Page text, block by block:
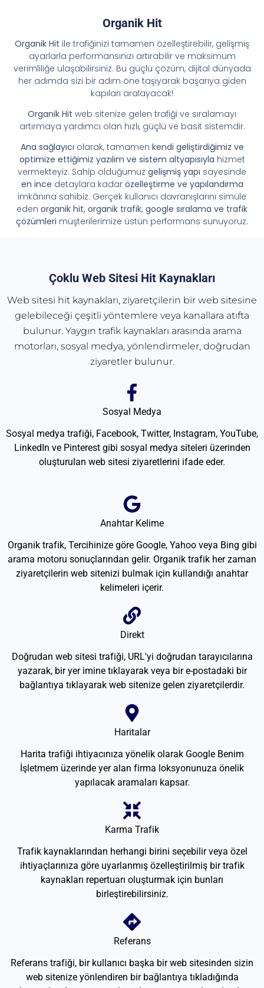
Organik Hit
Organik Hit ile trafiğinizi tamamen özelleştirebilir, gelişmiş
ayarlarla performansınızı artırabilir ve maksimum
verimliliğe ulaşabilirsiniz. Bu güçlü çözüm, dijital dünyada
her adımda sizi bir adım öne taşıyarak başarıya giden
kapıları aralayacak!
Organik Hit web sitenize gelen trafiği ve sıralamayı
artırmaya yardımcı olan hızlı, güçlü ve basit sistemdir.
Ana sağlayıcı olarak, tamamen kendi geliştirdiğimiz ve
optimize ettiğimiz yazılım ve sistem altyapısıyla hizmet
vermekteyiz. Sahip olduğumuz gelişmiş yapı sayesinde
en ince detaylara kadar özelleştirme ve yapılandırma
imkânına sahibiz. Gerçek kullanıcı davranışlarını simüle
eden organik hit, organik trafik, google sıralama ve trafik
çözümleri müşterilerimize üstün performans sunuyoruz.
Çoklu Web Sitesi Hit Kaynakları
Web sitesi hit kaynakları, ziyaretçilerin bir web sitesine
gelebileceği çeşitli yöntemlere veya kanallara atıfta
bulunur. Yaygın trafik kaynakları arasında arama
motorları, sosyal medya, yönlendirmeler, doğrudan
ziyaretler bulunur.
Sosyal Medya
Sosyal medya trafiği, Facebook, Twitter, Instagram, YouTube,
LinkedIn ve Pinterest gibi sosyal medya siteleri üzerinden
oluşturulan web sitesi ziyaretlerini ifade eder.
Anahtar Kelime
Organik trafik, Tercihinize göre Google, Yahoo veya Bing gibi
arama motoru sonuçlarından gelir. Organik trafik her zaman
ziyaretçilerin web sitenizi bulmak için kullandığı anahtar
kelimeleri içerir.
Direkt
Doğrudan web sitesi trafiği, URL'yi doğrudan tarayıcılarına
yazarak, bir yer imine tıklayarak veya bir e-postadaki bir
bağlantıya tıklayarak web sitenize gelen ziyaretçilerdir.
Haritalar
Harita trafiği ihtiyacınıza yönelik olarak Google Benim
İşletmem üzerinde yer alan firma loksyonunuza önelik
yapılacak aramaları kapsar.
Karma Trafik
Trafik kaynaklarından herhangi birini seçebilir veya özel
ihtiyaçlarınıza göre uyarlanmış özelleştirilmiş bir trafik
kaynakları repertuarı oluşturmak için bunları
birleştirebilirsiniz.
Referans
Referans trafiği, bir kullanıcı başka bir web sitesinden sizin
web sitenize yönlendiren bir bağlantıya tıkladığında